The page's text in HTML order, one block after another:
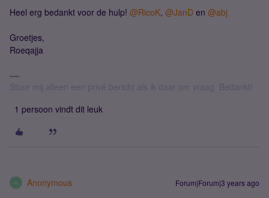
Heel erg bedankt voor de hulp! @RicoK, @JanD en @abj
Groetjes,
Roeqajja
Stuur mij alleen een privé bericht als ik daar om vraag. Bedankt!
1 persoon vindt dit leuk
A Anonymous Forum|Forum|3 years ago